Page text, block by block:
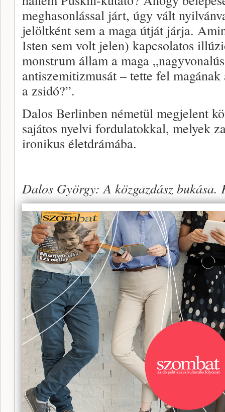
meghasonlással járt, úgy vált
jelöltként sem a maga útját járja.
Isten sem volt jelen) kapcsolatos
monstrum állam a maga
antiszemitizmusát – tette fel
a zsidó?”.
Dalos Berlinben németül megjelent
sajátos nyelvi fordulatokkal, melyek
ironikus életdrámába.
Dalos György: A közgazdász